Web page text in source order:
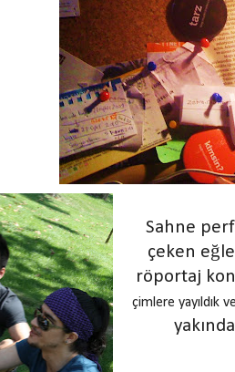
Sahne
çeken
röportaj
çimlere yayıldık
yakında